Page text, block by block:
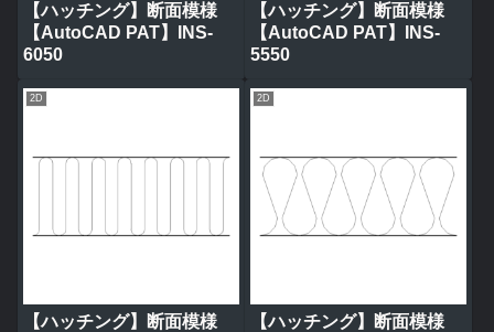
【ハッチング】断面模様
【AutoCAD PAT】INS-
6050
【ハッチング】断面模様
【AutoCAD PAT】INS-
5550
2D
【ハッチング】断面模様
2D
【ハッチング】断面模様